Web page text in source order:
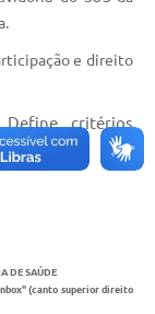
e direito
Define critérios
DE SAÚDE
(canto superior direito